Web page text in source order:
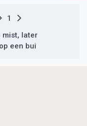
1
mist, later
een bui